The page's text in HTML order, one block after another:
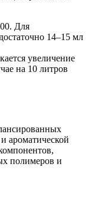
Для
14–15 мл
увеличение
на 10 литров
ароматической
полимеров и